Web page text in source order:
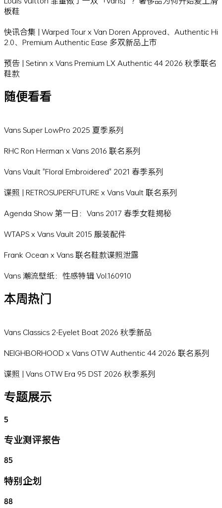
板鞋
快讯合集 | Warped Tour x Van Doren Approved、Authentic Hi
2.0、Premium Authentic Ease 多双新品上市
预告 | Setinn x Vans Premium LX Authentic 44 2026 秋季联名
鞋款
随便看看
Vans Super LowPro 2025 夏季系列
RHC Ron Herman x Vans 2016 联名系列
Vans Vault "Floral Embroidered" 2021 春季系列
谍照 | RETROSUPERFUTURE x Vans Vault 联名系列
Agenda Show 第一日：Vans 2017 春季女鞋揭秘
WTAPS x Vans Vault 2015 服装配件
Frank Ocean x Vans 联名鞋款谍照泄露
Vans 潮流壁纸：性感特辑 Vol.160910
本周热门
Vans Classics 2-Eyelet Boat 2026 秋季新品
NEIGHBORHOOD x Vans OTW Authentic 44 2026 联名系列
谍照 | Vans OTW Era 95 DST 2026 秋季系列
专题展示
5
专业测评报告
85
特别企划
88